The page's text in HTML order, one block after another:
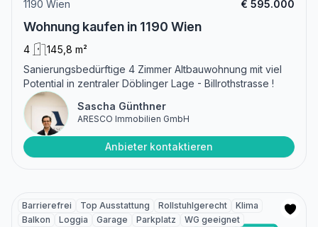
1190 Wien € 595.000
Wohnung kaufen in 1190 Wien
4
145,8 m²
Sanierungsbedürftige 4 Zimmer Altbauwohnung mit viel
Potential in zentraler Döblinger Lage - Billrothstrasse !
Sascha Günthner
ARESCO Immobilien GmbH
Anbieter kontaktieren
Barrierefrei Top Ausstattung Rollstuhlgerecht
Klima
Balkon
Loggia Garage Parkplatz
WG geeignet